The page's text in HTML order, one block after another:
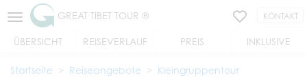
GREAT TIBET TOUR ® KONTAKT
ÜBERSICHT REISEVERLAUF PREIS INKLUSIVE
Startseite Reiseangebote
Kleingruppentour